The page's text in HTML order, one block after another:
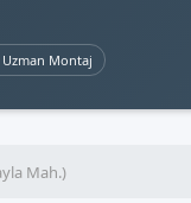
Uzman Montaj
Mah.)